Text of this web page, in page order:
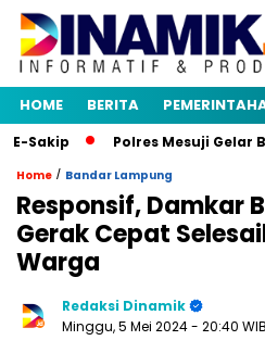
HOME BERITA
Polres Mesuji Gelar
Home / Bandar Lampung
Responsif, Damkar
Gerak Cepat
Warga
Redaksi Dinamik
Minggu, 5 Mei 2024- 20:40 WIB